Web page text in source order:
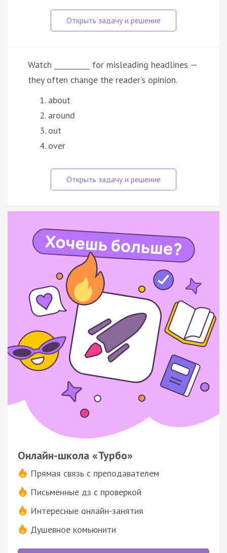
Watch __________ for misleading headlines —
they often change the reader’s opinion.
about
around
out
over
Онлайн-школа «Турбо»
Прямая связь с преподавателем
Письменные дз с проверкой
Интересные онлайн-занятия
Душевное комьюнити